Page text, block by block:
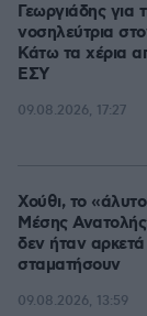
Γεωργιάδης για
νοσηλεύτρια
Κάτω τα χέρια
ΕΣΥ
09.08.2026, 17:27
Χούθι, το
Μέσης Ανατολής:
δεν ήταν
σταματήσουν
09.08.2026, 13:59